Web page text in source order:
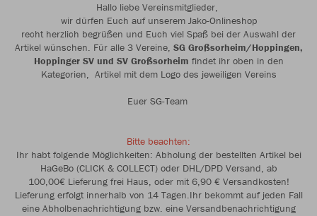
Hallo liebe Vereinsmitglieder,
wir dürfen Euch auf unserem Jako-Onlineshop
recht herzlich begrüßen und Euch viel Spaß bei der Auswahl der
Artikel wünschen. Für alle 3 Vereine, SG Großsorheim/Hoppingen,
Hoppinger SV und SV Großsorheim findet ihr oben in den
Kategorien, Artikel mit dem Logo des jeweiligen Vereins
Euer SG-Team
Bitte beachten:
Ihr habt folgende Möglichkeiten: Abholung der bestellten Artikel bei
HaGeBo (CLICK & COLLECT) oder DHL/DPD Versand, ab
100,00€ Lieferung frei Haus, oder mit 6,90 € Versandkosten!
Lieferung erfolgt innerhalb von 14 Tagen.Ihr bekommt auf jeden Fall
eine Abholbenachrichtigung bzw. eine Versandbenachrichtigung